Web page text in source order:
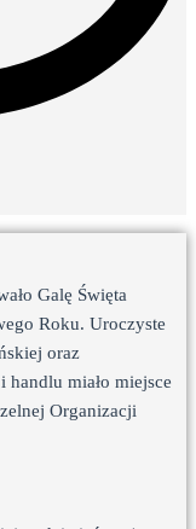
Galę Święta
Roku. Uroczyste
oraz
miało miejsce
Organizacji